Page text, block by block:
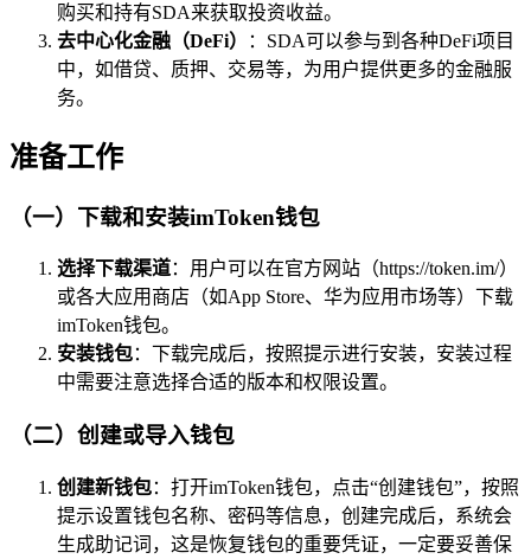
购买和持有SDA来获取投资收益。
去中心化金融（DeFi）
：SDA可以参与到各种DeFi项目
中，如借贷、质押、交易等，为用户提供更多的金融服
务。
准备工作
（一）下载和安装imToken钱包
选择下载渠道：用户可以在官方网站（https://token.im/）
或各大应用商店（如App Store、华为应用市场等）下载
imToken钱包。
安装钱包：下载完成后，按照提示进行安装，安装过程
中需要注意选择合适的版本和权限设置。
（二）创建或导入钱包
创建新钱包：打开imToken钱包，点击“创建钱包”，按照
提示设置钱包名称、密码等信息，创建完成后，系统会
生成助记词，这是恢复钱包的重要凭证，一定要妥善保